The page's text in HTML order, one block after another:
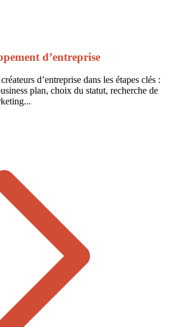
d’entreprise
d’entreprise dans les étapes clés :
plan, choix du statut, recherche de